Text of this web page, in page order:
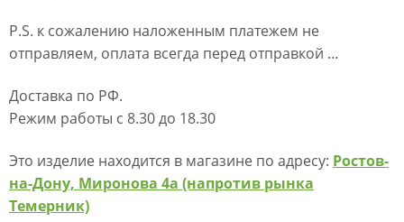
P.S. к сожалению наложенным платежем не
отправляем, оплата всегда перед отправкой …
Доставка по РФ.
Режим работы с 8.30 до 18.30
Это изделие находится в магазине по адресу: Ростов-
на-Дону, Миронова 4а (напротив рынка
Темерник)